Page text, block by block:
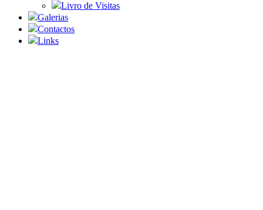
Livro de Visitas
Galerias
Contactos
Links